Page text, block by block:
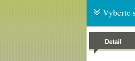
Vyberte
Detail